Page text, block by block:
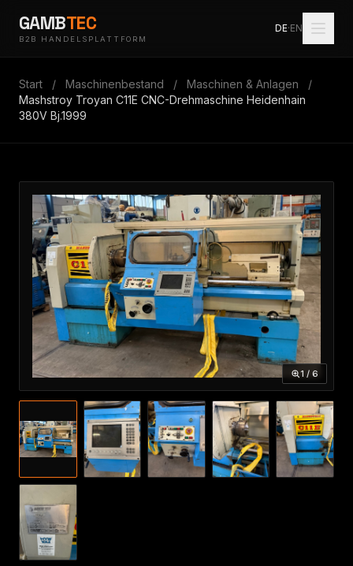
GAMBTEC
B2B HANDELSPLATTFORM
DE·EN
Start / Maschinenbestand / Maschinen & Anlagen
/
Mashstroy Troyan C11E CNC-Drehmaschine Heidenhain
380V Bj.1999
1 / 6